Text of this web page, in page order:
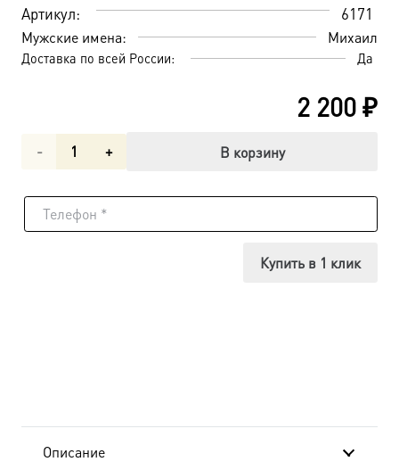
Артикул: 6171
Мужские имена: Михаил
Доставка по всей России: Да
2 200₽
Количество
Михаил
В корзину
Купить в 1 клик
Описание